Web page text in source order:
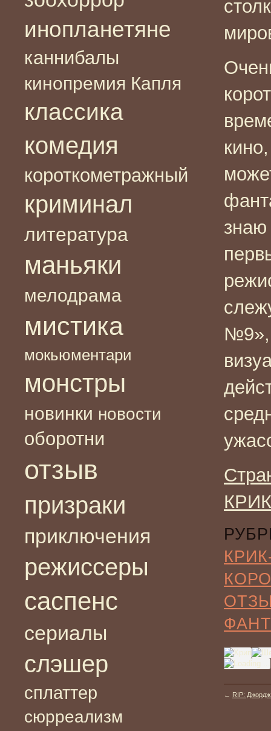
инопланетяне
каннибалы
кинопремия Капля
классика
комедия
короткометражный
криминал
литература
маньяки
мелодрама
мистика
мокьюментари
монстры
новинки новости
оборотни
отзыв
призраки
приключения
режиссеры
саспенс
сериалы
слэшер
сплаттер
сюрреализм
знаю
№9»,
← RIP: